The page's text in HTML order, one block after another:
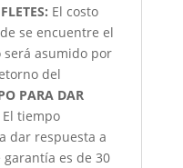
FLETES: El costo
se encuentre el
asumido por
del
PARA DAR
El tiempo
dar respuesta a
es de 30